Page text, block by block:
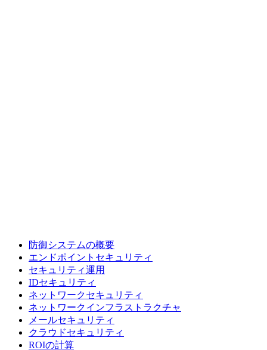
防御システムの概要
エンドポイントセキュリティ
セキュリティ運用
IDセキュリティ
ネットワークセキュリティ
ネットワークインフラストラクチャ
メールセキュリティ
クラウドセキュリティ
ROIの計算